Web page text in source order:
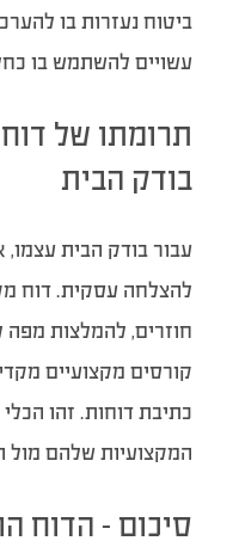
ביטוח נעזרות בו
עשויים להשתמש בו
תרומתו של
בודק הבית
עבור בודק הבית
להצלחה עסקית. דוח
חוזרים, להמלצות מפה
קורסים מקצועיים
כתיבת דוחות. זהו
המקצועיות שלהם
סיכום – הדוח